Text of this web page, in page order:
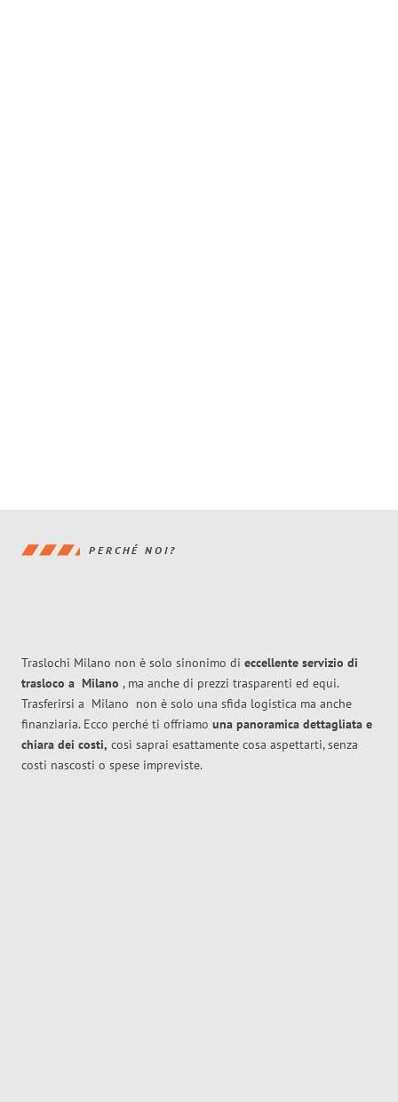
PERCHÉ NOI?
Traslochi Milano non è solo sinonimo di eccellente servizio di
trasloco a Milano , ma anche di prezzi trasparenti ed equi.
Trasferirsi a Milano non è solo una sfida logistica ma anche
finanziaria. Ecco perché ti offriamo una panoramica dettagliata e
chiara dei costi, così saprai esattamente cosa aspettarti, senza
costi nascosti o spese impreviste.